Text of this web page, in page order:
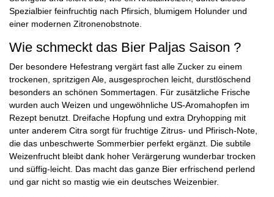
Spezialbier feinfruchtig nach Pfirsich, blumigem Holunder und
einer modernen Zitronenobstnote.
Wie schmeckt das Bier Paljas Saison ?
Der besondere Hefestrang vergärt fast alle Zucker zu einem
trockenen, spritzigen Ale, ausgesprochen leicht, durstlöschend
besonders an schönen Sommertagen. Für zusätzliche Frische
wurden auch Weizen und ungewöhnliche US-Aromahopfen im
Rezept benutzt. Dreifache Hopfung und extra Dryhopping mit
unter anderem Citra sorgt für fruchtige Zitrus- und Pfirisch-Note,
die das unbeschwerte Sommerbier perfekt ergänzt. Die subtile
Weizenfrucht bleibt dank hoher Verärgerung wunderbar trocken
und süffig-leicht. Das macht das ganze Bier erfrischend perlend
und gar nicht so mastig wie ein deutsches Weizenbier.